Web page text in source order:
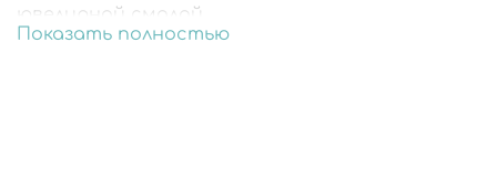
ювелирной смолой.
🎨Фурнитура из хирургической стали не
Показать полностью